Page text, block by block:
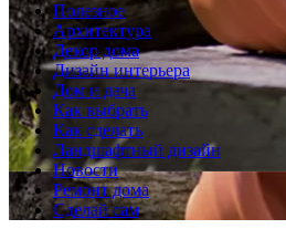
Полезное
Архитектура
Декор дома
Дизайн интерьера
Дом и дача
Как выбрать
Как сделать
Ландшафтный дизайн
Новости
Ремонт дома
Сделай сам